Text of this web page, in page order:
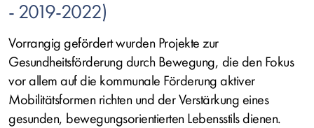
- 2019-2022)
Vorrangig gefördert wurden Projekte zur
Gesundheitsförderung durch Bewegung, die den Fokus
vor allem auf die kommunale Förderung aktiver
Mobilitätsformen richten und der Verstärkung eines
gesunden, bewegungsorientierten Lebensstils dienen.